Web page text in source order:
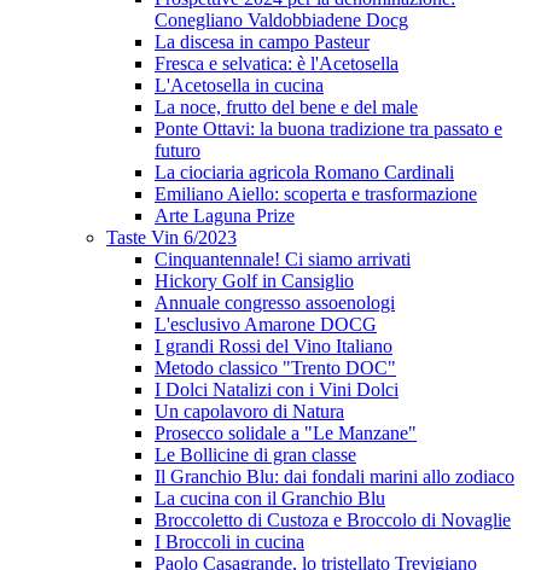
Conegliano Valdobbiadene Docg
La discesa in campo Pasteur
Fresca e selvatica: è l'Acetosella
L'Acetosella in cucina
La noce, frutto del bene e del male
Ponte Ottavi: la buona tradizione tra passato e
futuro
La ciociaria agricola Romano Cardinali
Emiliano Aiello: scoperta e trasformazione
Arte Laguna Prize
Taste Vin 6/2023
Cinquantennale! Ci siamo arrivati
Hickory Golf in Cansiglio
Annuale congresso assoenologi
L'esclusivo Amarone DOCG
I grandi Rossi del Vino Italiano
Metodo classico "Trento DOC"
I Dolci Natalizi con i Vini Dolci
Un capolavoro di Natura
Prosecco solidale a "Le Manzane"
Le Bollicine di gran classe
Il Granchio Blu: dai fondali marini allo zodiaco
La cucina con il Granchio Blu
Broccoletto di Custoza e Broccolo di Novaglie
I Broccoli in cucina
Paolo Casagrande, lo tristellato Trevigiano